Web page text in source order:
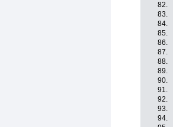
82.
83.
84.
85.
86.
87.
88.
89.
90.
91.
92.
93.
94.